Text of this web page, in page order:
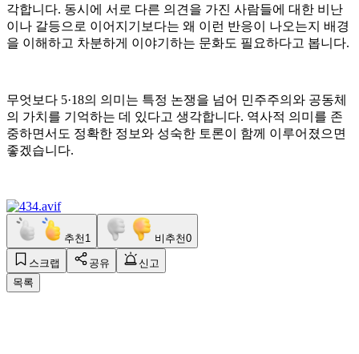
각합니다. 동시에 서로 다른 의견을 가진 사람들에 대한 비난
이나 갈등으로 이어지기보다는 왜 이런 반응이 나오는지 배경
을 이해하고 차분하게 이야기하는 문화도 필요하다고 봅니다.
무엇보다 5·18의 의미는 특정 논쟁을 넘어 민주주의와 공동체
의 가치를 기억하는 데 있다고 생각합니다. 역사적 의미를 존
중하면서도 정확한 정보와 성숙한 토론이 함께 이루어졌으면
좋겠습니다.
추천 1 비추천0
스크랩 공유
신고
목록